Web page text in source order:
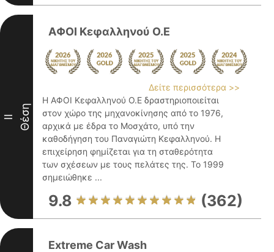
II Θέση
ΑΦΟΙ Κεφαλληνού Ο.Ε
Δείτε περισσότερα >>
Η ΑΦΟΙ Κεφαλληνού Ο.Ε δραστηριοποιείται
στον χώρο της μηχανοκίνησης από το 1976,
αρχικά με έδρα το Μοσχάτο, υπό την
καθοδήγηση του Παναγιώτη Κεφαλληνού. Η
επιχείρηση φημίζεται για τη σταθερότητα
των σχέσεων με τους πελάτες της. Το 1999
σημειώθηκε ...
9.8 (362)
Extreme Car Wash